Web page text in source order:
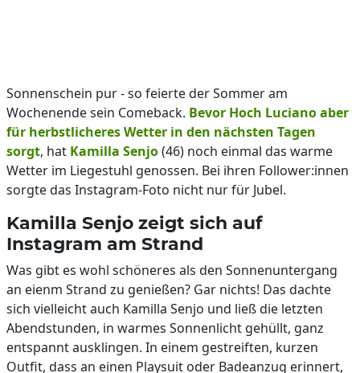
Sonnenschein pur - so feierte der Sommer am
Wochenende sein Comeback. Bevor Hoch Luciano aber
für herbstlicheres Wetter in den nächsten Tagen
sorgt, hat Kamilla Senjo(46) noch einmal das warme
Wetter im Liegestuhl genossen. Bei ihren Follower:innen
sorgte das Instagram-Foto nicht nur für Jubel.
Kamilla Senjo zeigt sich auf
Instagram am Strand
Was gibt es wohl schöneres als den Sonnenuntergang
an eienm Strand zu genießen? Gar nichts! Das dachte
sich vielleicht auch Kamilla Senjo und ließ die letzten
Abendstunden, in warmes Sonnenlicht gehüllt, ganz
entspannt ausklingen. In einem gestreiften, kurzen
Outfit, dass an einen Playsuit oder Badeanzug erinnert,